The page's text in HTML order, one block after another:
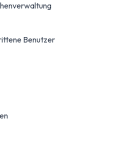
Benutzer